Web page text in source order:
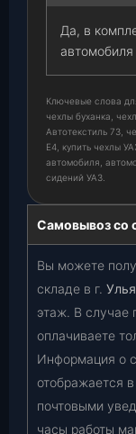
Да, в
Ключевые слова
чехлы буханка,
Автотекстиль 73,
Е4, купить чехлы
автомобиля,
сидений УАЗ.
Самовывоз со
Вы можете
складе в г.
этаж. В случае
оплачиваете
Информация о
отображается в
почтовыми
часы работы